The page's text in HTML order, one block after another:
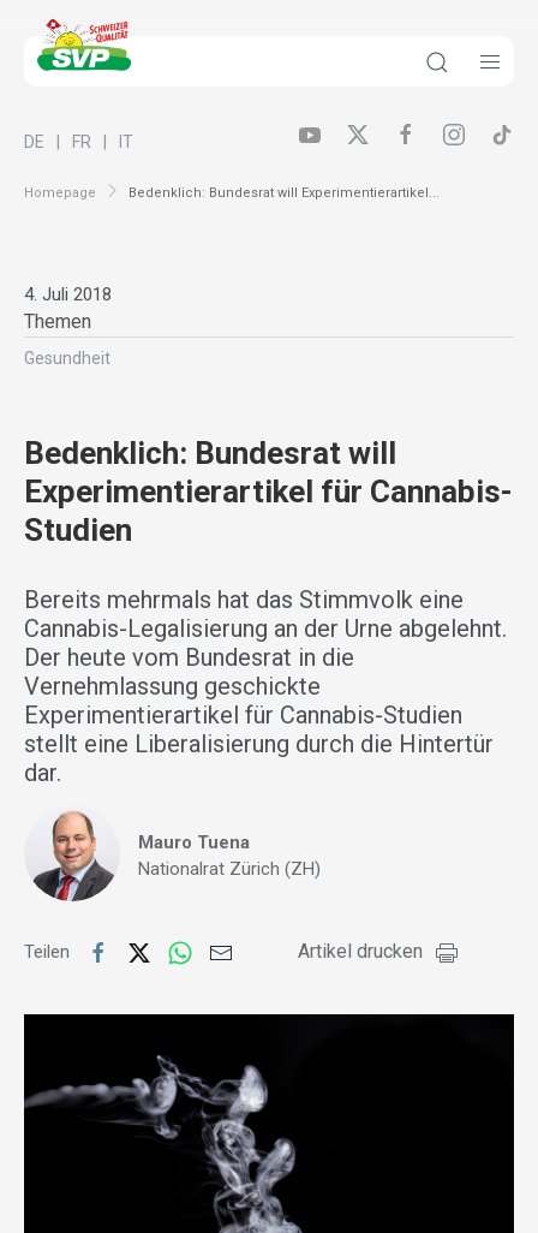
Homepage Bedenklich: Bundesrat will Experimentierartikel...
DE FR IT
4. Juli 2018
Themen
Gesundheit
Bedenklich: Bundesrat will
Experimentierartikel für Cannabis-
Studien
Bereits mehrmals hat das Stimmvolk eine
Cannabis-Legalisierung an der Urne abgelehnt.
Der heute vom Bundesrat in die
Vernehmlassung geschickte
Experimentierartikel für Cannabis-Studien
stellt eine Liberalisierung durch die Hintertür
dar.
Mauro Tuena
Nationalrat Zürich (ZH)
Teilen Artikel drucken